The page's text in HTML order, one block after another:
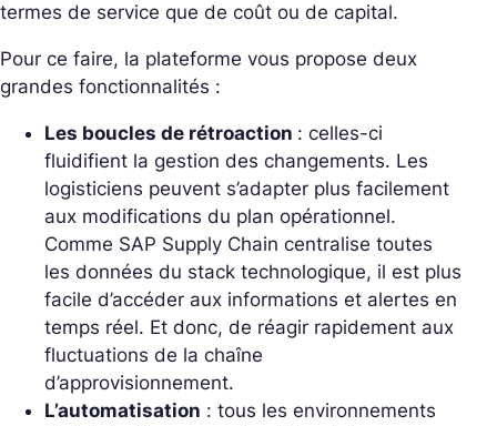
termes de service que de coût ou de capital.
Pour ce faire, la plateforme vous propose deux
grandes fonctionnalités :
Les boucles de rétroaction : celles-ci
fluidifient la gestion des changements. Les
logisticiens peuvent s’adapter plus facilement
aux modifications du plan opérationnel.
Comme SAP Supply Chain centralise toutes
les données du stack technologique, il est plus
facile d’accéder aux informations et alertes en
temps réel. Et donc, de réagir rapidement aux
fluctuations de la chaîne
d’approvisionnement.
L’automatisation : tous les environnements